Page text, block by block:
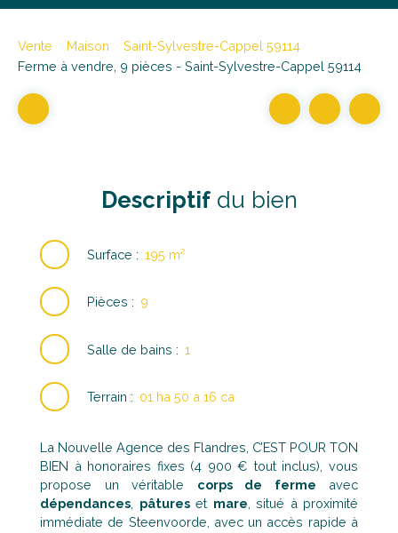
Vente Maison
Saint-Sylvestre-Cappel 59114
Ferme à vendre, 9 pièces - Saint-Sylvestre-Cappel 59114
Descriptifdu bien
Surface : 195 m²
Pièces : 9
Salle de bains : 1
Terrain : 01 ha 50 a 16 ca
La Nouvelle Agence des Flandres, C’EST POUR TON
BIEN à honoraires fixes (4 900 € tout inclus), vous
propose un véritable corps de ferme avec
dépendances
pâtureset mare , situé à proximité
immédiate de Steenvoorde, avec un accès rapide à